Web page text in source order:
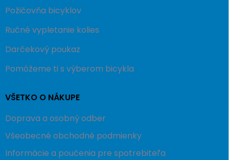
Požičovňa bicyklov
Ručné vypletanie kolies
Darčekový poukaz
Pomôžeme ti s výberom bicykla
VŠETKO O NÁKUPE
Doprava a osobný odber
Všeobecné obchodné podmienky
Informácie a poučenia pre spotrebiteľa